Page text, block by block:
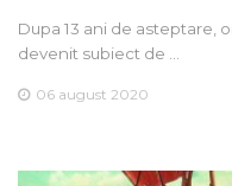
Dupa 13 ani de asteptare,
devenit subiect de …
06 august 2020